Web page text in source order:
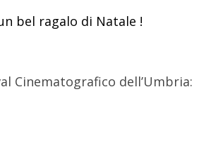
Cinematografico dell’Umbria: